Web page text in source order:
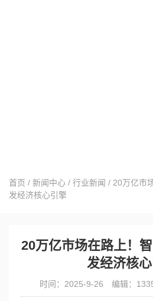
首页 / 新闻中心 / 行业新闻 / 20万亿市
发经济核心引擎
20万亿市场在路上！
发经济核
时间：2025-9-26 编辑：